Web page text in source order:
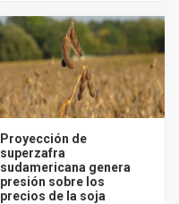
Proyección de
superzafra
sudamericana genera
presión sobre los
precios de la soja